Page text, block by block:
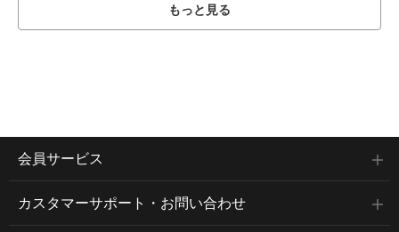
もっと見る
会員サービス
カスタマーサポート・お問い合わせ